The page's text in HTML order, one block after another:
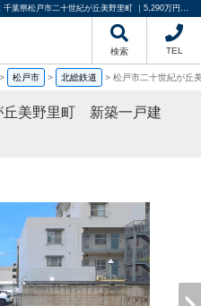
松戸市二十世紀が丘美野里町 新築一戸建て 全２棟 千葉県松戸市二十世紀が丘美野里町 ｜5,290万円の新築一戸建て｜分譲住宅や新築物件｜ME不動産千葉
検索 TEL
> 松戸市 > 北総鉄道 > 松戸市二十世紀が
丘美野里町 新築一戸建